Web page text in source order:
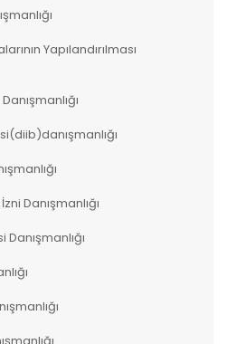
Yapılandırılması
Danışmanlığı